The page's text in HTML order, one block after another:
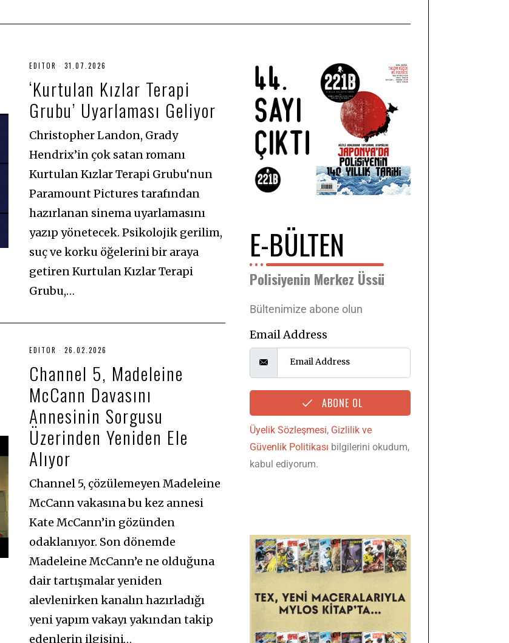
EDITOR 31.07.2026
.
0
2
2
‘Kurtulan Kızlar Terapi
Grubu’ Uyarlaması Geliyor
Christopher Landon, Grady
Hendrix’in çok satan romanı
Kurtulan Kızlar Terapi Grubu‘nun
Paramount Pictures tarafından
hazırlanan sinema uyarlamasını
yazıp yönetecek. Psikolojik gerilim,
suç ve korku öğelerini bir araya
getiren Kurtulan Kızlar Terapi
Grubu,…
EDITOR 26.02.2026
.
2
0
2
6
Channel 5, Madeleine
McCann Davasını
Annesinin Sorgusu
Üzerinden Yeniden Ele
Alıyor
Channel 5, çözülemeyen Madeleine
McCann vakasına bu kez annesi
Kate McCann’in gözünden
odaklanıyor. Son dönemde
Madeleine McCann’e ne olduğuna
dair tartışmalar yeniden
alevlenirken kanalın hazırladığı
yeni yapım vakayı yakından takip
edenlerin ilgisini…
E-BÜLTEN
Polisiyenin Merkez Üssü
Bültenimize abone olun
Email Address
ABONE OL
Üyelik Sözleşmesi, Gizlilik ve
Güvenlik Politikası bilgilerini okudum,
kabul ediyorum.